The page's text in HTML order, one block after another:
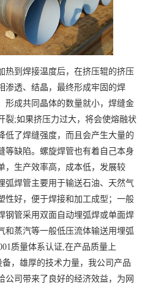
热到焊接温度后，在挤压辊的挤压
渗透、结晶，最终形成牢固的焊
形成共同晶体的数量就小，焊缝金
裂;如果挤压力过大，将会使熔融状
低了焊缝强度，而且会产生大量的
等缺陷。螺旋焊管也有着自己本身
，生产效率高，成本低，发展较
弧焊管主要用于输送石油、天然气
性好，便于焊接和加工成型；一般
钢管采用双面自动埋弧焊或单面焊
和蒸汽等一般低压流体输送用埋弧
质量体系认证,在产品质量上
，雄厚的技术力量，我公司产品
公司带来了良好的经济效益，为网